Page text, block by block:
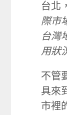
台北
際市
台灣
用狀
不管
具來
市裡